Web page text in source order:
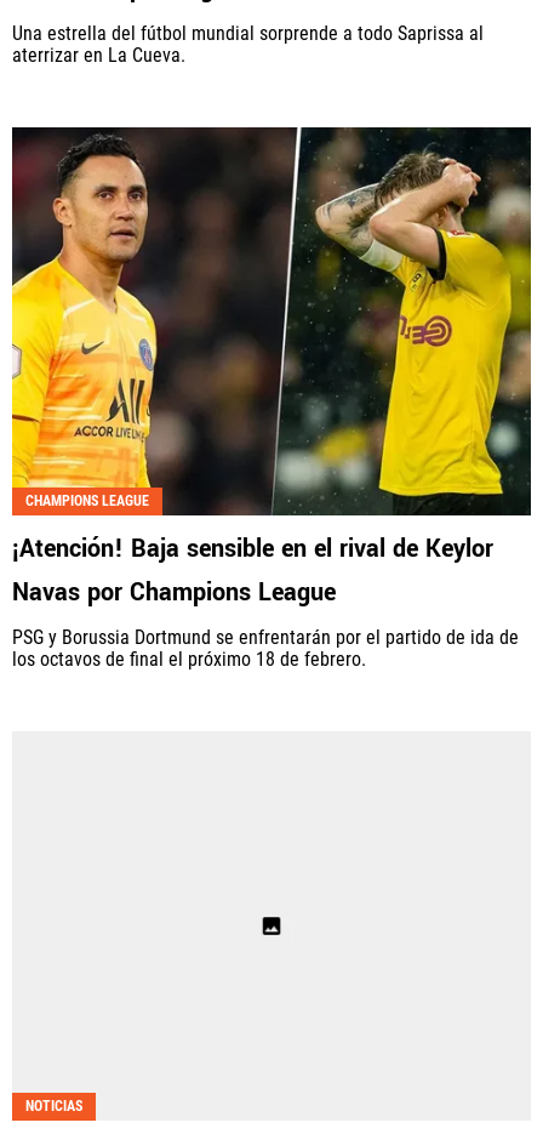
Una estrella del fútbol mundial sorprende a todo Saprissa al
aterrizar en La Cueva.
CHAMPIONS LEAGUE
¡Atención! Baja sensible en el rival de Keylor
Navas por Champions League
PSG y Borussia Dortmund se enfrentarán por el partido de ida de
los octavos de final el próximo 18 de febrero.
NOTICIAS